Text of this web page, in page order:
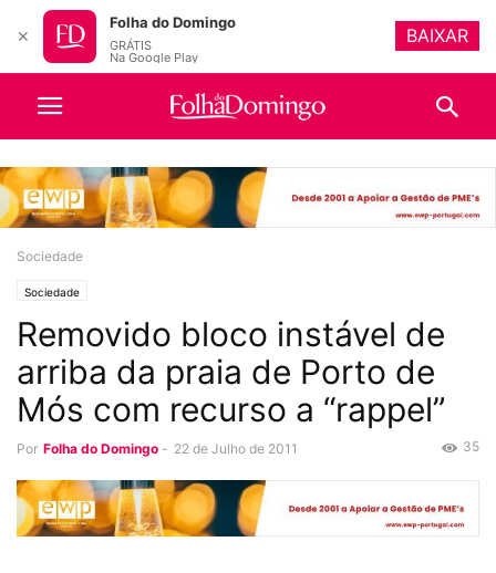
Sociedade
Sociedade
Removido bloco instável de
arriba da praia de Porto de
Mós com recurso a “rappel”
Por Folha do Domingo - 22 de Julho de 2011 35
✕
Folha do Domingo
GRÁTIS
Na Google Play
BAIXAR